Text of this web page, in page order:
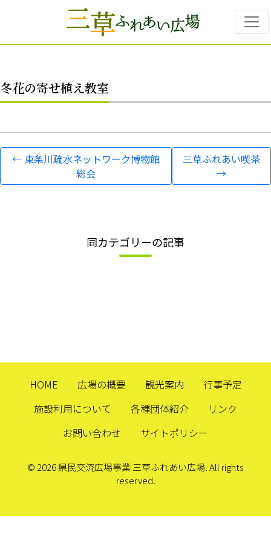
冬花の寄せ植え教室
← 東条川疏水ネットワーク博物館
総会
三草ふれあい喫茶
→
同カテゴリーの記事
HOME 広場の概要 観光案内
行事予定
施設利用について
各種団体紹介
リンク
お問い合わせ
サイトポリシー
© 2026 県民交流広場事業 三草ふれあい広場. All rights
reserved.